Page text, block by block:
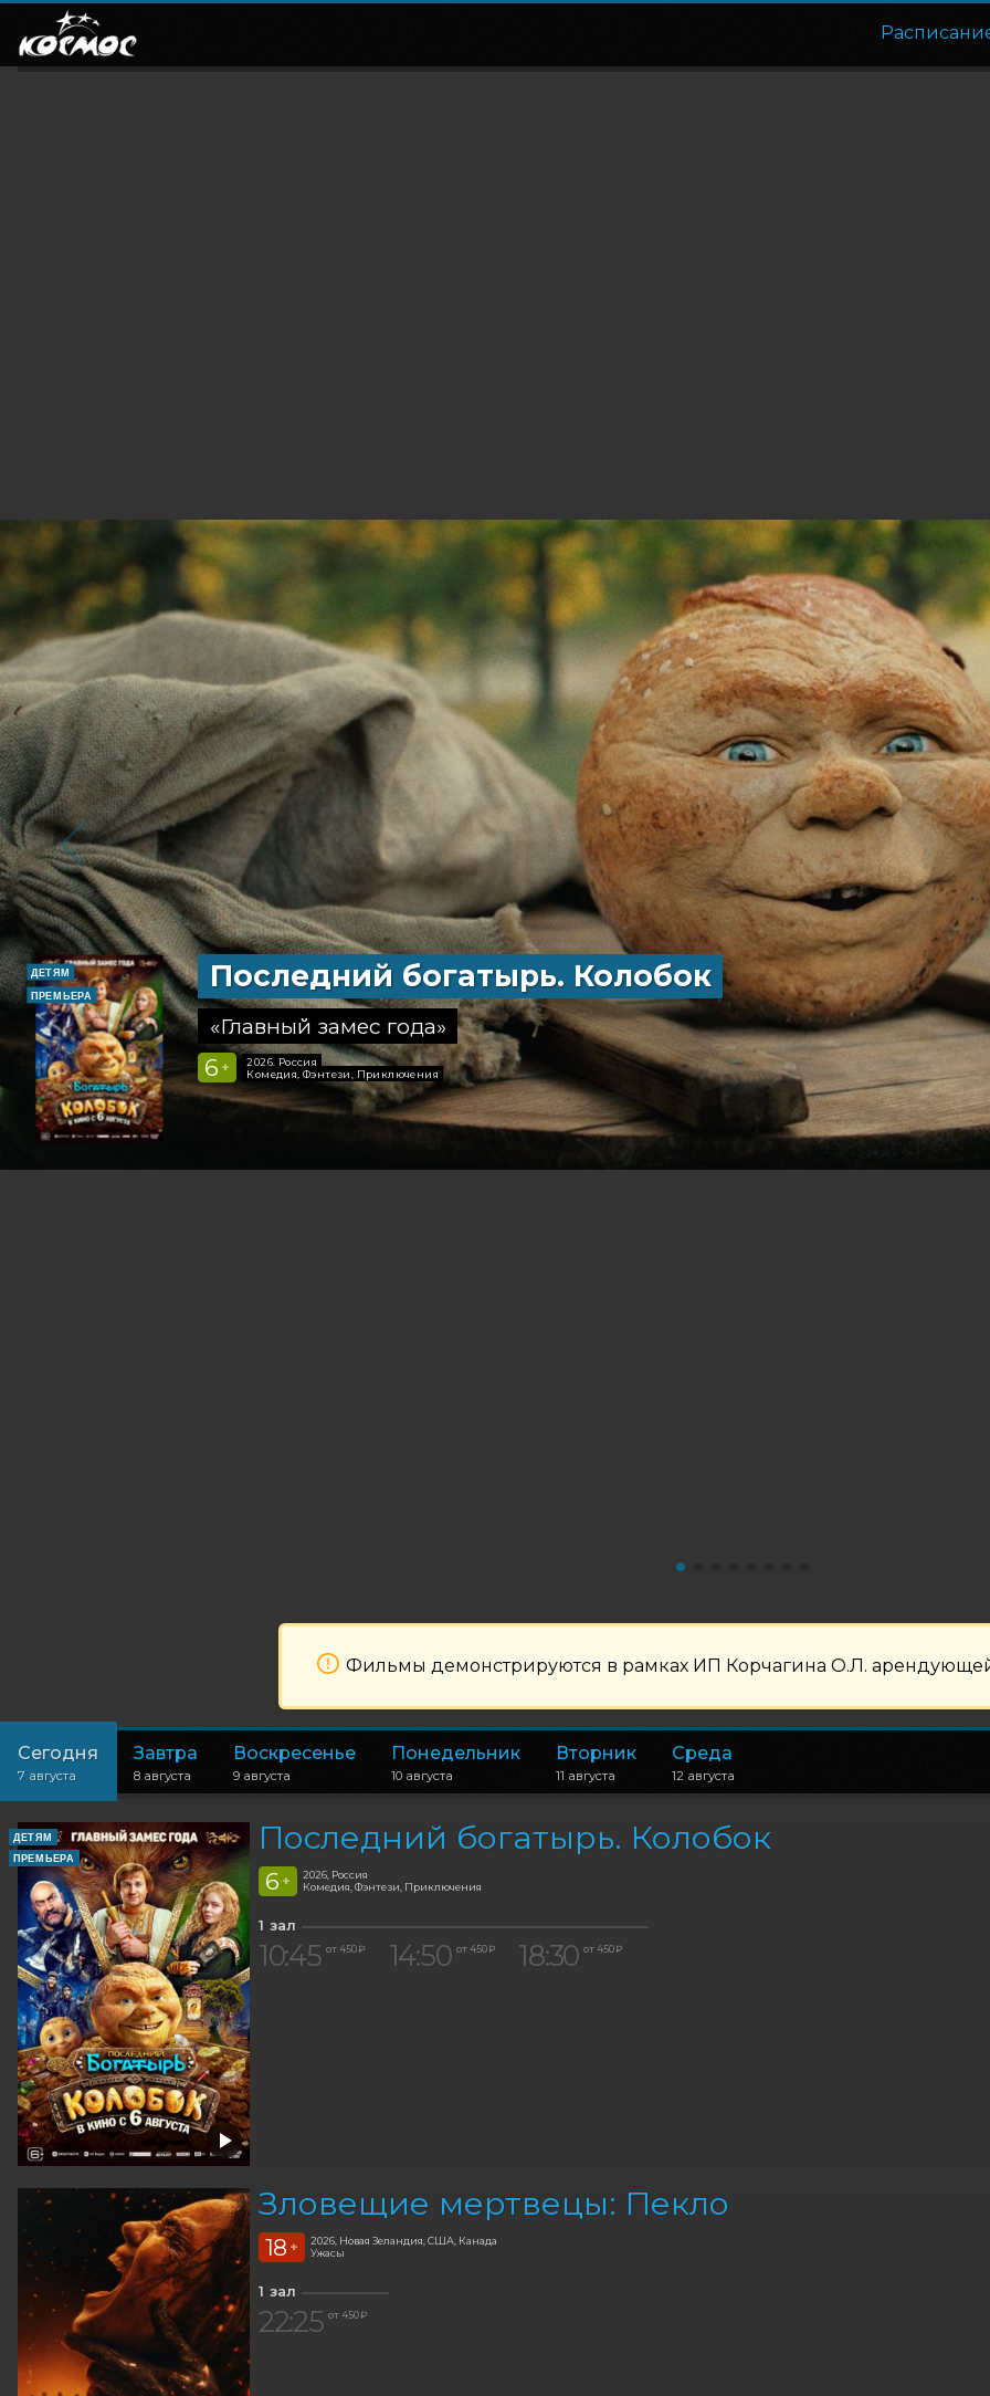
ДЕТЯМ
ПРЕМЬЕРА
Последний богатырь. Колобок
«Главный замес года»
6 +
2026, Россия
Комедия, Фэнтези, Приключения
Фильмы демонстрируются в рамках ИП Корчагина О.Л. арендующей
Сегодня
7 августа
Завтра
8 августа
Воскресенье
9 августа
Понедельник
10 августа
Вторник
11 августа
Среда
12 августа
ДЕТЯМ
ПРЕМЬЕРА
Последний богатырь. Колобок
6 +
2026, Россия
Комедия, Фэнтези, Приключения
1 зал
10:45 от 450 ₽ 14:50 от 450 ₽ 18:30 от 450 ₽
Зловещие мертвецы: Пекло
18 +
2026, Новая Зеландия, США, Канада
Ужасы
1 зал
22:25 от 450 ₽